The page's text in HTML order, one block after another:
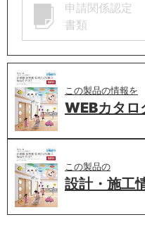
申請関係認定
書類
この製品の情報を
WEBカタロ
この製品の
設計・施工